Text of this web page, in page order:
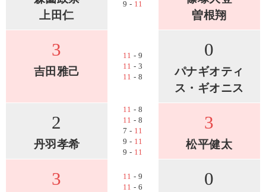
上田仁
9 - 11
曽根翔
3
吉田雅己
11 - 9
11 - 3
11 - 8
0
パナギオティ
ス・ギオニス
2
丹羽孝希
11 - 8
11 - 8
7 - 11
9 - 11
9 - 11
3
松平健太
3 11 - 9
11 - 6
0